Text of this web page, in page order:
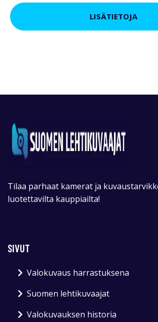
LISÄTIETOJA
Tilaa parhaat kamerat ja
luotettavilta kauppiailta!
SIVUT
Valokuvaus harrastuksena
Suomen lehtikuvaajat
Valokuvauksen historia